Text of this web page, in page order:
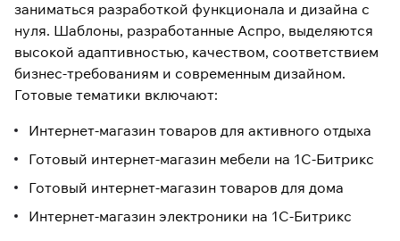
заниматься разработкой функционала и дизайна с
нуля. Шаблоны, разработанные Аспро, выделяются
высокой адаптивностью, качеством, соответствием
бизнес-требованиям и современным дизайном.
Готовые тематики включают:
Интернет-магазин товаров для активного отдыха
Готовый интернет-магазин мебели на 1С-Битрикс
Готовый интернет-магазин товаров для дома
Интернет-магазин электроники на 1С-Битрикс